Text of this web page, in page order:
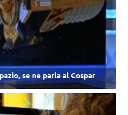
se ne parla al Cospar